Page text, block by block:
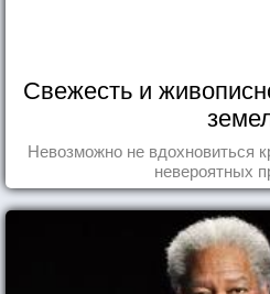
Свежесть и
Невозможно не вдохновиться
невероятных